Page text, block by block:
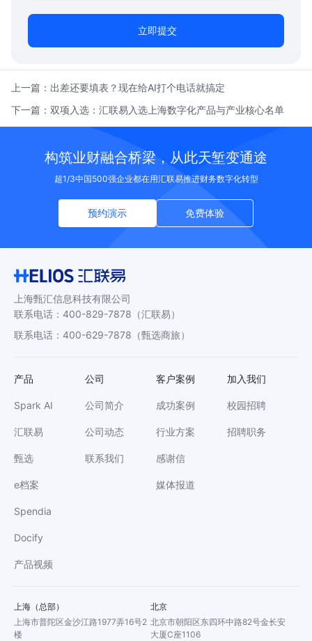
立即提交
上一篇： 出差还要填表？现在给AI打个电话就搞定
下一篇： 双项入选：汇联易入选上海数字化产品与产业核心名单
构筑业财融合桥梁，从此天堑变通途
超1/3中国500强企业都在用汇联易推进财务数字化转型
预约演示 免费体验
上海甄汇信息科技有限公司
联系电话 ： 400-829-7878 （汇联易）
联系电话 ： 400-629-7878 （甄选商旅）
产品
Spark AI
汇联易
甄选
e档案
Spendia
Docify
产品视频
公司
公司简介
公司动态
联系我们
客户案例
成功案例
行业方案
感谢信
媒体报道
加入我们
校园招聘
招聘职务
上海（总部）
上海市普陀区金沙江路1977弄16号2
楼
北京
北京市朝阳区东四环中路82号金长安
大厦C座1106